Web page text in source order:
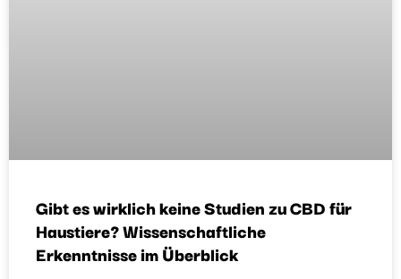
Gibt es wirklich keine Studien zu CBD für
Haustiere? Wissenschaftliche
Erkenntnisse im Überblick